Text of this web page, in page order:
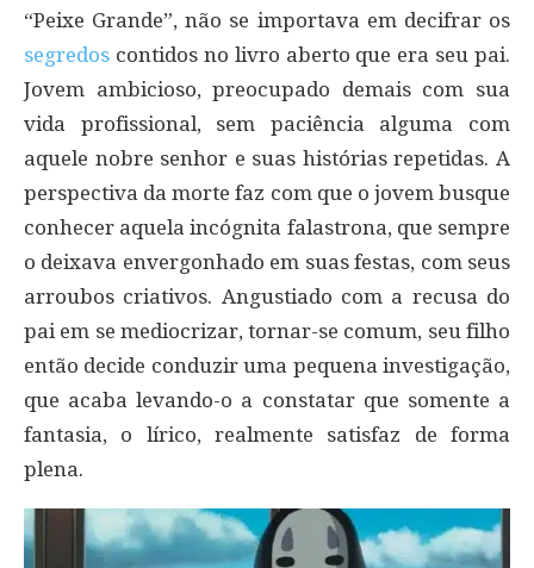
“Peixe Grande”, não se importava em decifrar os
segredos contidos no livro aberto que era seu pai.
Jovem ambicioso, preocupado demais com sua
vida profissional, sem paciência alguma com
aquele nobre senhor e suas histórias repetidas. A
perspectiva da morte faz com que o jovem busque
conhecer aquela incógnita falastrona, que sempre
o deixava envergonhado em suas festas, com seus
arroubos criativos. Angustiado com a recusa do
pai em se mediocrizar, tornar-se comum, seu filho
então decide conduzir uma pequena investigação,
que acaba levando-o a constatar que somente a
fantasia, o lírico, realmente satisfaz de forma
plena.